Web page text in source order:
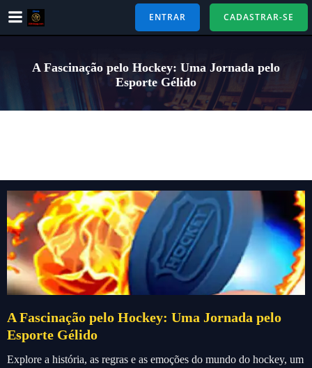
Pular
para
ENTRAR CADASTRAR-SE
A Fascinação pelo Hockey: Uma Jornada pelo
Esporte Gélido
A Fascinação pelo Hockey: Uma Jornada pelo
Esporte Gélido
Explore a história, as regras e as emoções do mundo do hockey, um